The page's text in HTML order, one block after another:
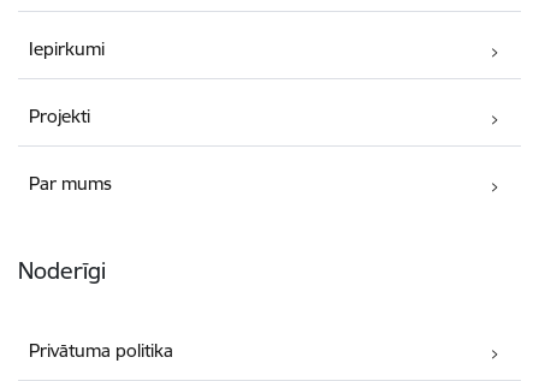
Iepirkumi
Projekti
Par mums
Noderīgi
Privātuma politika